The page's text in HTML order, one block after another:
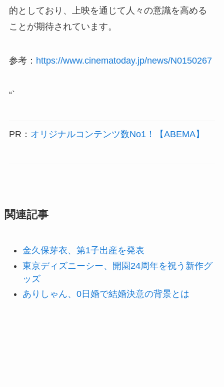
的としており、上映を通じて人々の意識を高める
ことが期待されています。
参考： https://www.cinematoday.jp/news/N0150267
“`
PR： オリジナルコンテンツ数No1！【ABEMA】
関連記事
金久保芽衣、第1子出産を発表
東京ディズニーシー、開園24周年を祝う新作グ
ッズ
ありしゃん、0日婚で結婚決意の背景とは